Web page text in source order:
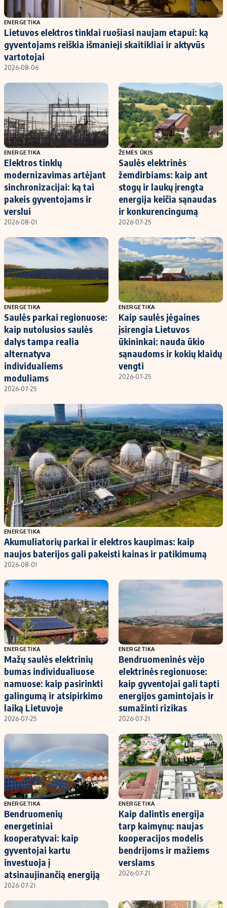
Populiarios temos
Investavimas
Akcijų rinka
Saulės elektrinės
Kriptovaliutos
Infliacija
Migracija
Titulinis
Nedarbo išmokos skaičiuoklė
Būsto finansai
Įdomios naujienos
Redakcija
Apie mus
Redakcijos politika
Privatumo politika
Turinio žymėjimo taisyklės
Regionų naujienos
Indėlių palūkanos
ENERGETIKA
Lietuvos elektros tinklai ruošiasi naujam etapui: ką
gyventojams reiškia išmanieji skaitikliai ir aktyvūs
vartotojai
2026-08-06
ENERGETIKA
Elektros tinklų
modernizavimas artėjant
sinchronizacijai: ką tai
pakeis gyventojams ir
verslui
2026-08-01
ŽEMĖS ŪKIS
Saulės elektrinės
žemdirbiams: kaip ant
stogų ir laukų įrengta
energija keičia sąnaudas
ir konkurencingumą
2026-07-25
ENERGETIKA
Saulės parkai regionuose:
kaip nutolusios saulės
dalys tampa realia
alternatyva
individualiems
moduliams
2026-07-25
ENERGETIKA
Kaip saulės jėgaines
įsirengia Lietuvos
ūkininkai: nauda ūkio
sąnaudoms ir kokių klaidų
vengti
2026-07-25
ENERGETIKA
Akumuliatorių parkai ir elektros kaupimas: kaip
naujos baterijos gali pakeisti kainas ir patikimumą
2026-08-01
ENERGETIKA
Mažų saulės elektrinių
bumas individualiuose
namuose: kaip pasirinkti
galingumą ir atsipirkimo
laiką Lietuvoje
2026-07-25
ENERGETIKA
Bendruomeninės vėjo
elektrinės regionuose:
kaip gyventojai gali tapti
energijos gamintojais ir
sumažinti rizikas
2026-07-21
ENERGETIKA
Bendruomenių
energetiniai
kooperatyvai: kaip
gyventojai kartu
investuoja į
atsinaujinančią energiją
2026-07-21
ENERGETIKA
Kaip dalintis energija
tarp kaimynų: naujas
kooperacijos modelis
bendrijoms ir mažiems
verslams
2026-07-21